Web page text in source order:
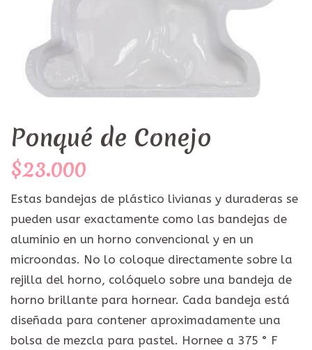
Ponqué de Conejo
$23.000
Estas bandejas de plástico livianas y duraderas se
pueden usar exactamente como las bandejas de
aluminio en un horno convencional y en un
microondas. No lo coloque directamente sobre la
rejilla del horno, colóquelo sobre una bandeja de
horno brillante para hornear. Cada bandeja está
diseñada para contener aproximadamente una
bolsa de mezcla para pastel. Hornee a 375 ° F